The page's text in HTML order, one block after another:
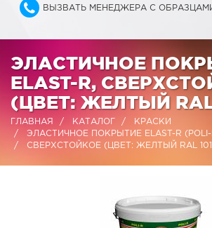
ВЫЗВАТЬ МЕНЕДЖЕРА С
ЭЛАСТИЧНОЕ
ELAST-R,
(ЦВЕТ: ЖЕЛТЫЙ RAL
ГЛАВНАЯ КАТАЛОГ
КРАСКИ
ЭЛАСТИЧНОЕ ПОКРЫТИЕ ELAST-R (POLI-
СВЕРХСТОЙКОЕ (ЦВЕТ: ЖЕЛТЫЙ RAL